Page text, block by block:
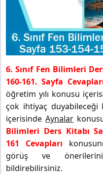
6. Sınıf Fen Bilimleri
160-161. Sayfa
öğretim yılı konusu
çok ihtiyaç duyabileceği
içerisindeAynalar
Bilimleri Ders Kitabı
161 Cevapları
görüş ve
bildirebilirsiniz.